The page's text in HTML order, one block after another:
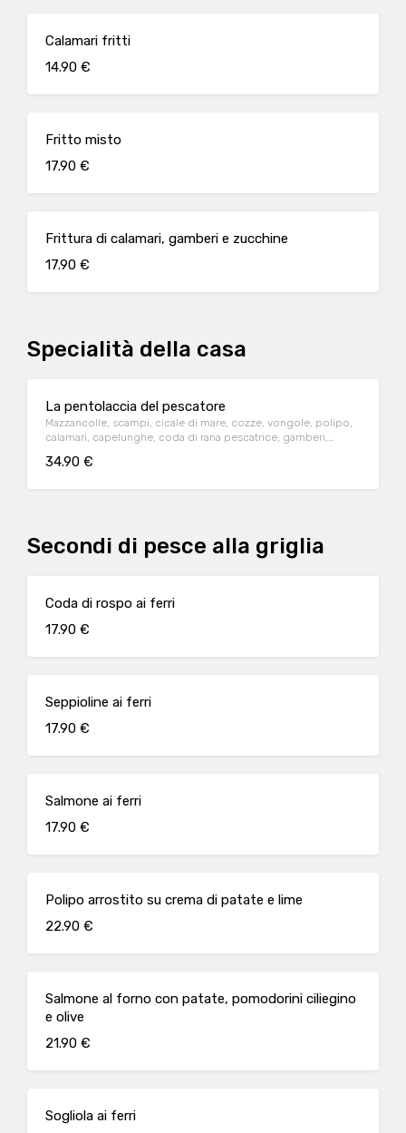
Calamari fritti
14.90 €
Fritto misto
17.90 €
Frittura di calamari, gamberi e zucchine
17.90 €
Specialità della casa
La pentolaccia del pescatore
Mazzancolle, scampi, cicale di mare, cozze, vongole, polipo,
calamari, capelunghe, coda di rana pescatrice, gamberi,
34.90 €
Secondi di pesce alla griglia
Coda di rospo ai ferri
17.90 €
Seppioline ai ferri
17.90 €
Salmone ai ferri
17.90 €
Polipo arrostito su crema di patate e lime
22.90 €
Salmone al forno con patate, pomodorini ciliegino
e olive
21.90 €
Sogliola ai ferri